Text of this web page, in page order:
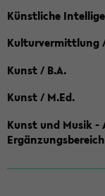
Künstliche
Kulturvermittlung
Kunst / B.A.
Kunst / M.Ed.
Kunst und Musik -